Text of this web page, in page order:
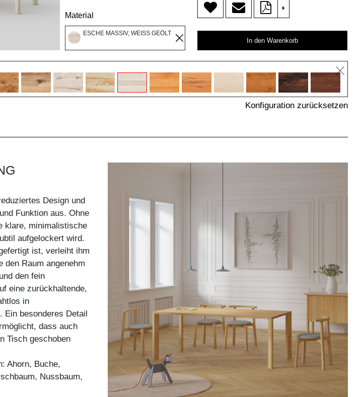
Material
ESCHE MASSIV, WEISS GEÖLT
>
In den Warenkorb
Konfiguration zurücksetzen
Design und
Funktion aus. Ohne
klare, minimalistische
aufgelockert wird.
ist, verleiht ihm
den Raum angenehm
den fein
eine zurückhaltende,
in
besonderes Detail
dass auch
Tisch geschoben
Ahorn, Buche,
Nussbaum,